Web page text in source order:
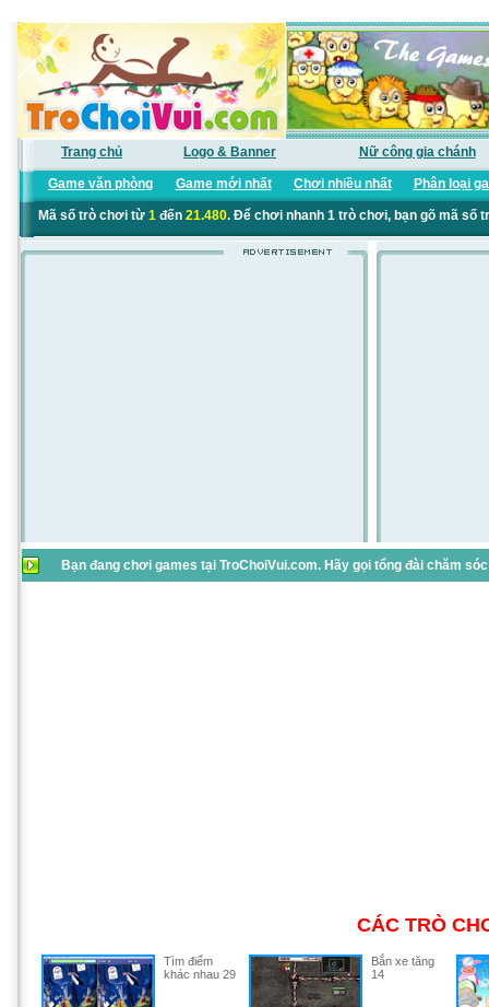
Trang chủ Logo & Banner Nữ công gia chánh
Game văn phòng Game mới nhất Chơi nhiều nhất Phân loại
Mã số trò chơi từ 1đến 21.480. Để chơi nhanh 1 trò chơi, bạn gõ mã số
Bạn đang chơi games tại TroChoiVui.com. Hãy gọi tổng đài chăm
CÁC TRÒ
Tìm điểm
khác nhau 29
Bắn xe tăng
14